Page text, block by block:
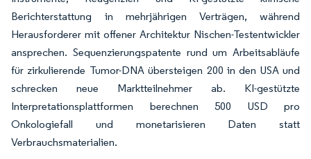
Berichterstattung in mehrjährigen Verträgen, während
Herausforderer mit offener Architektur Nischen-Testentwickler
ansprechen. Sequenzierungspatente rund um Arbeitsabläufe
für zirkulierende Tumor-DNA übersteigen 200 in den USA und
schrecken neue Marktteilnehmer ab. KI-gestützte
Interpretationsplattformen berechnen 500 USD pro
Onkologiefall und monetarisieren Daten statt
Verbrauchsmaterialien.